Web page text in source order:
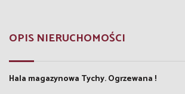
OPIS NIERUCHOMOŚCI
Hala magazynowa Tychy. Ogrzewana !